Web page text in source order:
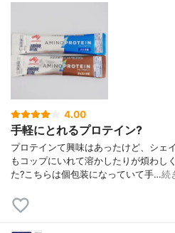
4.00
手軽にとれるプロテイン?
プロテインて興味はあったけど、シェ
もコップにいれて溶かしたりが煩わし
た?こちらは個包装になっていて手…続